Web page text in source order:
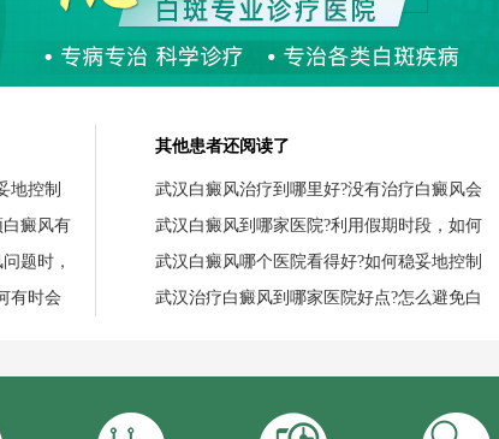
地控制
癜风有
题时，
有时会
其他患者还阅读了
武汉白癜风治疗到哪里好?没有治疗白癜风会
武汉白癜风到哪家医院?利用假期时段，如何
武汉白癜风哪个医院看得好?如何稳妥地控制
武汉治疗白癜风到哪家医院好点?怎么避免白